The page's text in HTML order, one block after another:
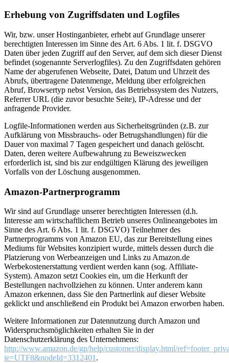
Erhebung von Zugriffsdaten und Logfiles
Wir, bzw. unser Hostinganbieter, erhebt auf Grundlage unserer
berechtigten Interessen im Sinne des Art. 6 Abs. 1 lit. f. DSGVO
Daten über jeden Zugriff auf den Server, auf dem sich dieser Dienst
befindet (sogenannte Serverlogfiles). Zu den Zugriffsdaten gehören
Name der abgerufenen Webseite, Datei, Datum und Uhrzeit des
Abrufs, übertragene Datenmenge, Meldung über erfolgreichen
Abruf, Browsertyp nebst Version, das Betriebssystem des Nutzers,
Referrer URL (die zuvor besuchte Seite), IP-Adresse und der
anfragende Provider.
Logfile-Informationen werden aus Sicherheitsgründen (z.B. zur
Aufklärung von Missbrauchs- oder Betrugshandlungen) für die
Dauer von maximal 7 Tagen gespeichert und danach gelöscht.
Daten, deren weitere Aufbewahrung zu Beweiszwecken
erforderlich ist, sind bis zur endgültigen Klärung des jeweiligen
Vorfalls von der Löschung ausgenommen.
Amazon-Partnerprogramm
Wir sind auf Grundlage unserer berechtigten Interessen (d.h.
Interesse am wirtschaftlichem Betrieb unseres Onlineangebotes im
Sinne des Art. 6 Abs. 1 lit. f. DSGVO) Teilnehmer des
Partnerprogramms von Amazon EU, das zur Bereitstellung eines
Mediums für Websites konzipiert wurde, mittels dessen durch die
Platzierung von Werbeanzeigen und Links zu Amazon.de
Werbekostenerstattung verdient werden kann (sog. Affiliate-
System). Amazon setzt Cookies ein, um die Herkunft der
Bestellungen nachvollziehen zu können. Unter anderem kann
Amazon erkennen, dass Sie den Partnerlink auf dieser Website
geklickt und anschließend ein Produkt bei Amazon erworben haben.
Weitere Informationen zur Datennutzung durch Amazon und
Widerspruchsmöglichkeiten erhalten Sie in der
Datenschutzerklärung des Unternehmens:
http://www.amazon.de/gp/help/customer/display.html/
ie=UTF8&nodeId=3312401 .